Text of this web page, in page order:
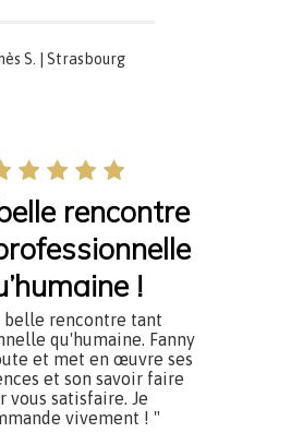
S. | Strasbourg
rencontre
!
belle rencontre tant
qu'humaine. Fanny
et met en œuvre ses
et son savoir faire
vous satisfaire. Je
vivement ! "